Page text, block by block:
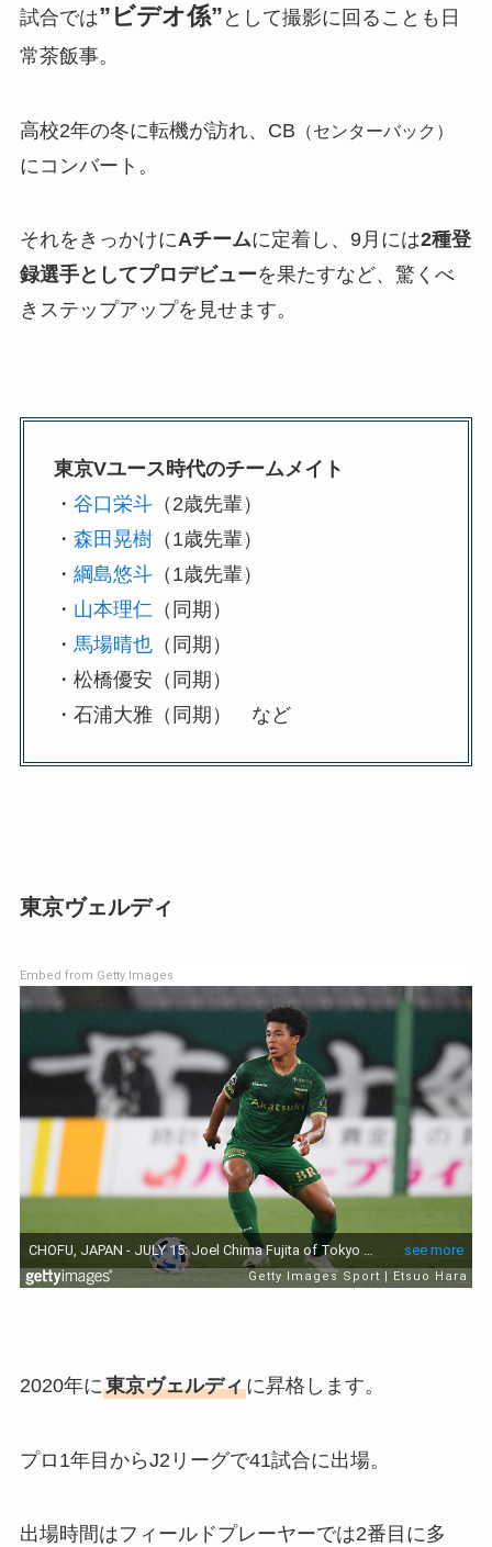
試合では”ビデオ係” として撮影に回ることも日
常茶飯事。
高校2年の冬に転機が訪れ、CB （センターバック）
にコンバート。
それをきっかけにAチームに定着し、9月には2種登
録選手としてプロデビューを果たすなど、驚くべ
きステップアップを見せます。
東京Vユース時代のチームメイト
・ 谷口栄斗（2歳先輩）
・ 森田晃樹（1歳先輩）
・ 綱島悠斗（1歳先輩）
・ 山本理仁 （同期）
・ 馬場晴也（同期）
・松橋優安（同期）
・石浦大雅（同期） など
東京ヴェルディ
Embed from Getty Images
2020年に東京ヴェルディに昇格します。
プロ1年目からJ2リーグで41試合に出場。
出場時間はフィールドプレーヤーでは2番目に多